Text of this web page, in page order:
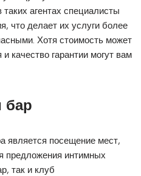
агентах специалисты
что делает их услуги более
Хотя стоимость может
гарантии могут вам
бар
является посещение мест,
предложения интимных
так и клуб